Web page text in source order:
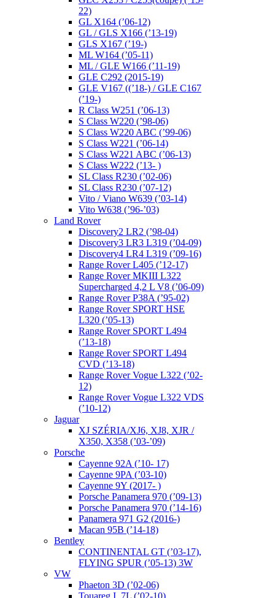
22)
GL X164 (’06-12)
GL / GLS X166 (’13-19)
GLS X167 (’19-)
ML W164 (’05-11)
ML / GLE W166 (’11-19)
GLE C292 (2015-19)
GLE V167 ((’18-) / GLE C167
(’19-)
R Class W251 (’06-13)
S Class W220 (’98-06)
S Class W220 ABC (’99-06)
S Class W221 (’06-14)
S Class W221 ABC (’06-13)
S Class W222 (’13- )
SL Class R230 (’02-06)
SL Class R230 (’07-12)
Vito / Viano W639 (’03-14)
Vito W638 (’96-’03)
Land Rover
Discovery2 LR2 (’98-04)
Discovery3 LR3 L319 (’04-09)
Discovery4 LR4 L319 (’09-16)
Range Rover L405 (’12-17)
Range Rover MKIII L322
Supercharged 4,2 L V8 (’06-09)
Range Rover P38A (’95-02)
Range Rover SPORT HSE
L320 (’05-13)
Range Rover SPORT L494
(’13-18)
Range Rover SPORT L494
CVD (’13-18)
Range Rover Vogue L322 (’02-
12)
Range Rover Vogue L322 VDS
(’10-12)
Jaguar
XJ SZÉRIA/XJ6, XJ8, XJR /
X350, X358 (’03-’09)
Porsche
Cayenne 92A (’10- 17)
Cayenne 9PA (’03-10)
Cayenne 9Y (2017- )
Porsche Panamera 970 (’09-13)
Porsche Panamera 970 (’14-16)
Panamera 971 G2 (2016-)
Macan 95B (’14-18)
Bentley
CONTINENTAL GT (’03-17),
FLYING SPUR (’05-13) 3W
VW
Phaeton 3D (’02-06)
Touareg I. 7L (’02-10)